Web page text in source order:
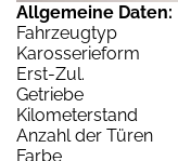
Allgemeine Daten:
Fahrzeugtyp
Karosserieform
Erst-Zul.
Getriebe
Kilometerstand
Anzahl der Türen
Farbe